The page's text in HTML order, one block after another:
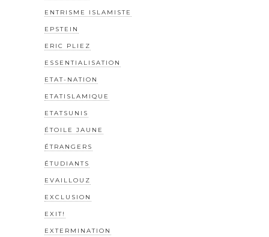
ENTRISME ISLAMISTE
EPSTEIN
ERIC PLIEZ
ESSENTIALISATION
ETAT-NATION
ETATISLAMIQUE
ETATSUNIS
ÉTOILE JAUNE
ÉTRANGERS
ÉTUDIANTS
EVAILLOUZ
EXCLUSION
EXIT!
EXTERMINATION